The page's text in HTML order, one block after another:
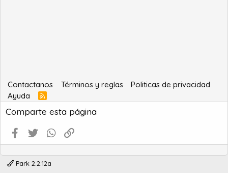
Contactanos Términos y reglas
Politicas de privacidad
Ayuda
R
S
S
Comparte esta página
Facebook
Twitter WhatsApp
Park 2.2.12a